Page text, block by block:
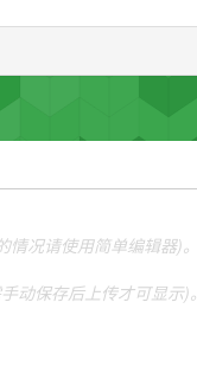
况请使用简单编辑器)。
动保存后上传才可显示)。